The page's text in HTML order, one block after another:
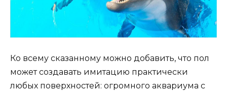
Ко всему сказанному можно добавить, что пол
может создавать имитацию практически
любых поверхностей: огромного аквариума с